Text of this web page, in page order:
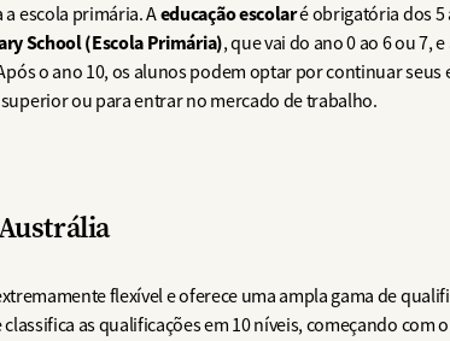
escola primária. Aeducação escolaré obrigatória dos 5
School (Escola Primária), que vai do ano 0 ao 6 ou 7,
o ano 10, os alunos podem optar por continuar
ou para entrar no mercado de trabalho.
flexível e oferece uma ampla gama de
as qualificações em 10 níveis, começando com